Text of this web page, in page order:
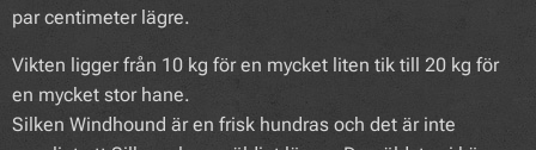
par centimeter lägre.
Vikten ligger från 10 kg för en mycket liten tik till 20 kg för
en mycket stor hane.
Silken Windhound är en frisk hundras och det är inte